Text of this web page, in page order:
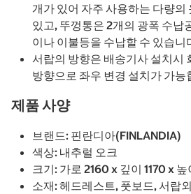
개가 있어 자주 사용하는 다량의
있고, 뚜껑통은 2개의 광폭 수납
이나 이불등을 수납할 수 있습니
서랍의 방향은 배송기사 설치시
방향으로 좌우 변경 설치가 가능
제품 사양
브랜드: 핀란디아(FINLANDIA)
색상: 내추럴 오크
크기: 가로 2160 x 깊이 1170 x
소재: 헤드레스트, 풋보드, 서랍